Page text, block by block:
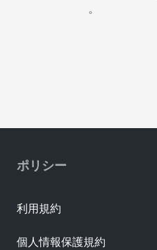
。
ポリシー
利用規約
個人情報保護規約